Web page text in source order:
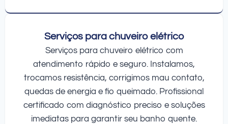
Serviços para chuveiro elétrico
Serviços para chuveiro elétrico com
atendimento rápido e seguro. Instalamos,
trocamos resistência, corrigimos mau contato,
quedas de energia e fio queimado. Profissional
certificado com diagnóstico preciso e soluções
imediatas para garantir seu banho quente.